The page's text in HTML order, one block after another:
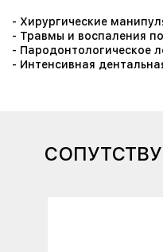
- Хирургические
- Травмы и воспаления
- Пародонтологическое
- Интенсивная